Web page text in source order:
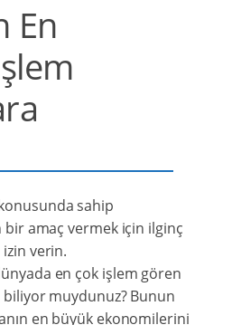
En
konusunda sahip
bir amaç vermek için ilginç
verin.
en çok işlem gören
muydunuz? Bunun
en büyük ekonomilerini